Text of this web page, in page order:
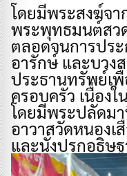
โดยมีพระสงฆ์จา
พระพุทธมนต์สว
ตลอดจนการปร
อารักษ์ และบวง
ประธานทรัพย์เ
ครอบครัว เนื่อง
โดยมีพระปลัดม
อาวาสวัดหนองเ
และนั่งปรกอธิษ